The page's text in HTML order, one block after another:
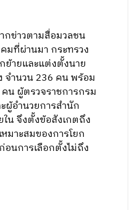
กข่าวตามสื่อมวลชน
มที่ผ่านมา กระทรวง
ย้ายและแต่งตั้งนาย
จำนวน 236 คน พร้อม
น ผู้ตรวจราชการกรม
ผู้อำนวยการสำนัก
น จึงตั้งข้อสังเกตถึง
มาะสมของการโยก
อนการเลือกตั้งไม่ถึง